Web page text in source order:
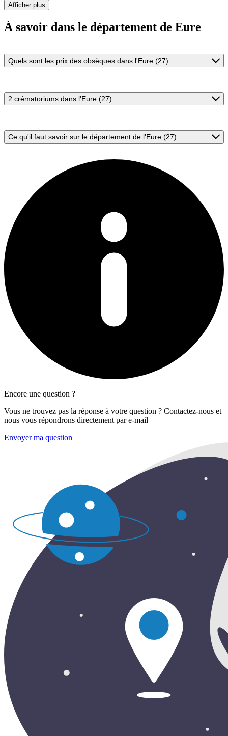
Afficher plus
À savoir dans le département de Eure
Quels sont les prix des obsèques dans l'Eure (27)
2 crématoriums dans l'Eure (27)
Ce qu'il faut savoir sur le département de l'Eure (27)
Encore une question ?
Vous ne trouvez pas la réponse à votre question ? Contactez-nous et
nous vous répondrons directement par e-mail
Envoyer ma question